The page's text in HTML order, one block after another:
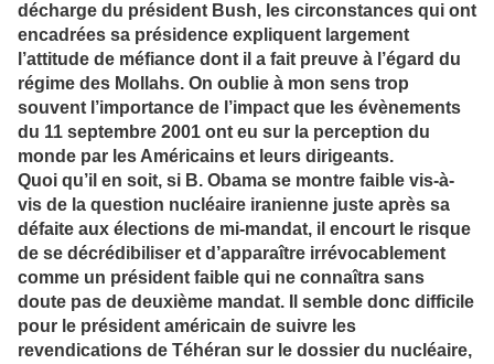
décharge du président Bush, les circonstances qui ont
encadrées sa présidence expliquent largement
l’attitude de méfiance dont il a fait preuve à l’égard du
régime des Mollahs. On oublie à mon sens trop
souvent l’importance de l’impact que les évènements
du 11 septembre 2001 ont eu sur la perception du
monde par les Américains et leurs dirigeants.
Quoi qu’il en soit, si B. Obama se montre faible vis-à-
vis de la question nucléaire iranienne juste après sa
défaite aux élections de mi-mandat, il encourt le risque
de se décrédibiliser et d’apparaître irrévocablement
comme un président faible qui ne connaîtra sans
doute pas de deuxième mandat. Il semble donc difficile
pour le président américain de suivre les
revendications de Téhéran sur le dossier du nucléaire,